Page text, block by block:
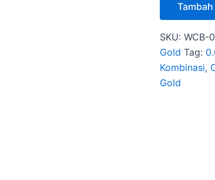
SKU: WCB-
Gold Tag:
Kombinasi,
Gold